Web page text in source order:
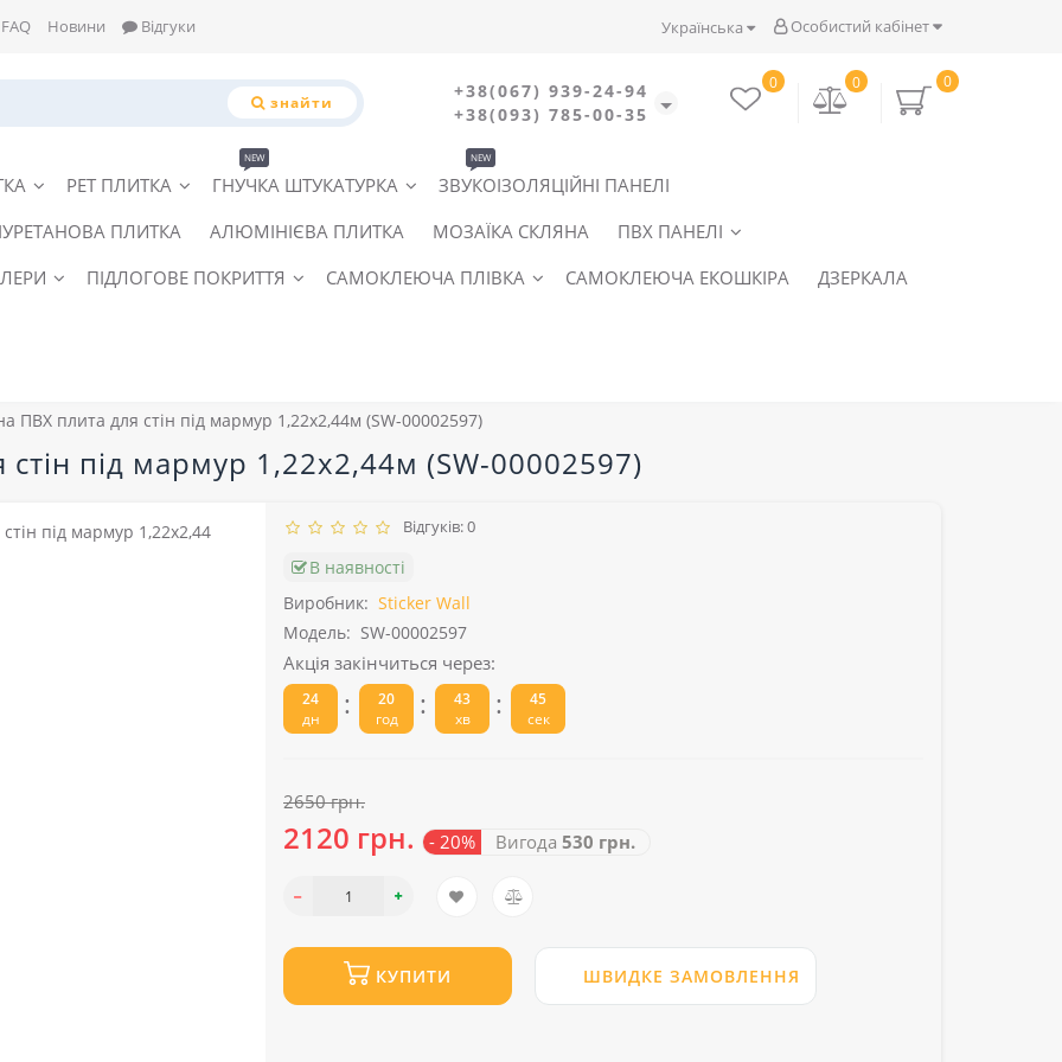
Особистий кабінет
Українська
FAQ Новини Відгуки
знайти
+38(067) 939-24-94
+38(093) 785-00-35
0
0
0
PET ПЛИТКА ГНУЧКА ШТУКАТУРКА
NEW
ЗВУКОІЗОЛЯЦІЙНІ ПАНЕЛІ
NEW
ПЛИТКА АЛЮМІНІЄВА ПЛИТКА МОЗАЇКА СКЛЯНА
ПВХ ПАНЕЛІ
ПІДЛОГОВЕ ПОКРИТТЯ САМОКЛЕЮЧА ПЛІВКА САМОКЛЕЮЧА ЕКОШКІРА ДЗЕРКАЛА
ПВХ плита для стін під мармур 1,22х2,44м (SW-00002597)
під мармур 1,22х2,44м (SW-00002597)
Відгуків: 0
В наявності
Виробник: Sticker Wall
Модель: SW-00002597
Акція закінчиться через:
24
дн
:
20
год
:
43
хв
:
45
сек
2650 грн.
2120 грн. - 20% Вигода 530 грн.
КУПИТИ ШВИДКЕ ЗАМОВЛЕННЯ